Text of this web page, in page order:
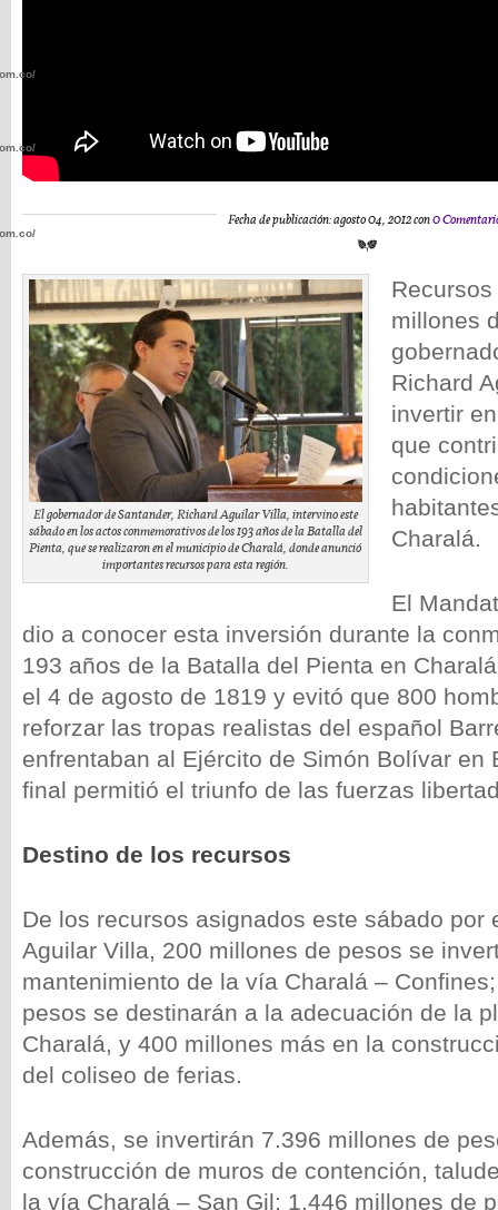
Fecha de publicación: agosto 04, 2012 con0
El gobernador de Santander, Richard Aguilar Villa, intervino este
sábado en los actos conmemorativos de los 193 años de la Batalla del
Pienta, que se realizaron en el municipio de Charalá, donde anunció
importantes recursos para esta región.
millones
Richard
invertir
que
Charalá.
El
dio a conocer esta inversión durante la
193 años de la Batalla del Pienta en
el 4 de agosto de 1819 y evitó que 800
reforzar las tropas realistas del español
enfrentaban al Ejército de Simón Bolívar en
final permitió el triunfo de las fuerzas
Destino de los recursos
De los recursos asignados este sábado por
Aguilar Villa, 200 millones de pesos se
mantenimiento de la vía Charalá –
pesos se destinarán a la adecuación de la
Charalá, y 400 millones más en la
del coliseo de ferias.
Además, se invertirán 7.396 millones de
construcción de muros de contención,
la vía Charalá – San Gil; 1.446 millones de
wp-
wp-
wp-
wp-
wp-